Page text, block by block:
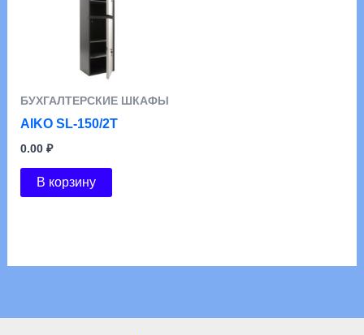
БУХГАЛТЕРСКИЕ ШКАФЫ
AIKO SL-150/2Т
0.00 ₽
В корзину